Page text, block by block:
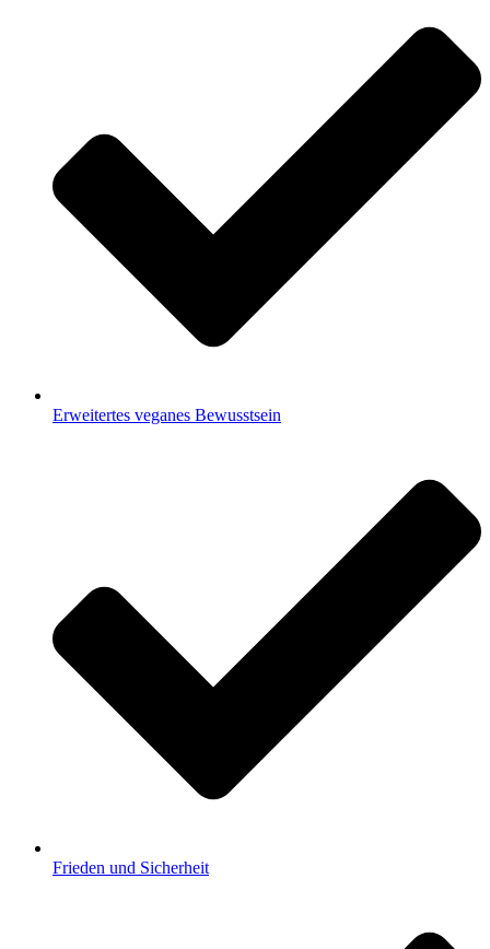
Erweitertes veganes Bewusstsein
Frieden und Sicherheit